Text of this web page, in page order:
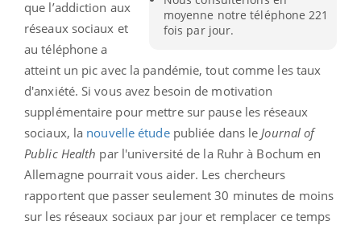
moyenne notre téléphone 221
fois par jour.
que l’addiction aux
réseaux sociaux et
au téléphone a
atteint un pic avec la pandémie, tout comme les taux
d'anxiété. Si vous avez besoin de motivation
supplémentaire pour mettre sur pause les réseaux
sociaux, la nouvelle étudepubliée dans le Journal of
Public Health par l'université de la Ruhr à Bochum en
Allemagne pourrait vous aider. Les chercheurs
rapportent que passer seulement 30 minutes de moins
sur les réseaux sociaux par jour et remplacer ce temps